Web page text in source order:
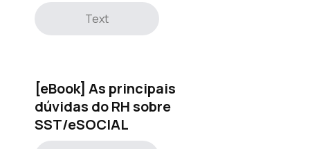
Text
[eBook] As principais
dúvidas do RH sobre
SST/eSOCIAL